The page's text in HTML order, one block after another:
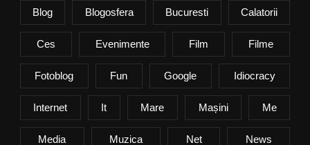
Blog Blogosfera Bucuresti Calatorii
Ces Evenimente Film Filme
Fotoblog Fun Google Idiocracy
Internet It Mare Mașini Me
Media Muzica Net News